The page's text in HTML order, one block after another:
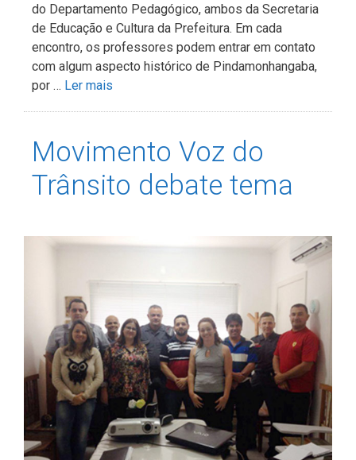
do Departamento Pedagógico, ambos da Secretaria
de Educação e Cultura da Prefeitura. Em cada
encontro, os professores podem entrar em contato
com algum aspecto histórico de Pindamonhangaba,
por … Ler mais
Movimento Voz do
Trânsito debate tema